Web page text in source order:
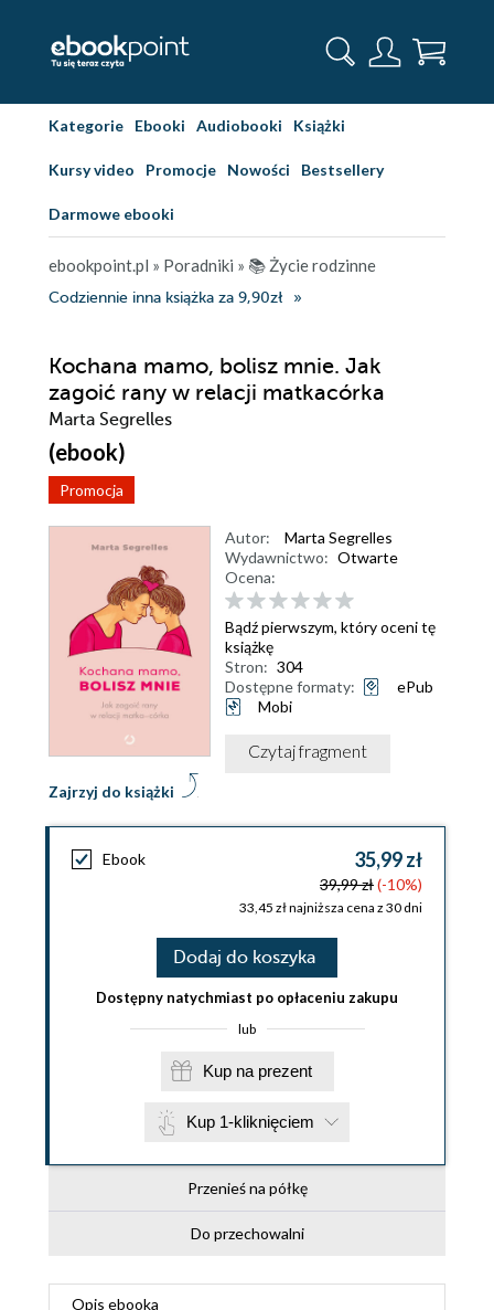
Kategorie Ebooki Audiobooki Książki
Kursy video Promocje Nowości Bestsellery
Darmowe ebooki
ebookpoint.pl » Poradniki » 📚 Życie rodzinne
Codziennie inna książka za 9,90zł
Kochana mamo, bolisz mnie. Jak
zagoić rany w relacji matkacórka
Marta Segrelles
(ebook)
Promocja
Zajrzyj do książki
Autor:
Marta Segrelles
Wydawnictwo: Otwarte
Ocena:
Bądź pierwszym, który oceni tę
książkę
Stron: 304
Dostępne formaty:
ePub
Mobi
Czytaj fragment
Ebook 35,99 zł
39,99 zł(-10%)
33,45 zł najniższa cena z 30 dni
Dodaj do koszyka
Dostępny natychmiast po opłaceniu zakupu
lub
Kup na prezent
Kup 1-kliknięciem
Przenieś na półkę
Do przechowalni
Opis ebooka